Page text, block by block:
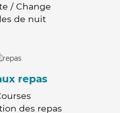
/ Change
de nuit
repas
des repas